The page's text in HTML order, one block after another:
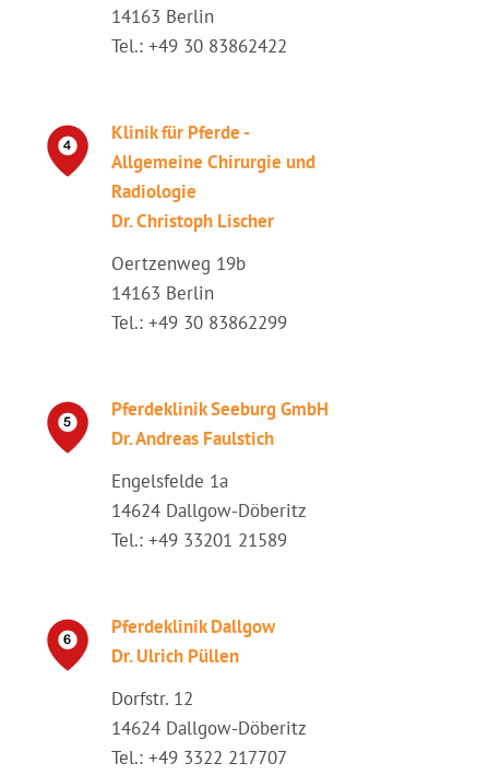
14163 Berlin
Tel.: +49 30 83862422
Klinik für Pferde -
Allgemeine Chirurgie und
Radiologie
Dr. Christoph Lischer
Oertzenweg 19b
14163 Berlin
Tel.: +49 30 83862299
Pferdeklinik Seeburg GmbH
Dr. Andreas Faulstich
Engelsfelde 1a
14624 Dallgow-Döberitz
Tel.: +49 33201 21589
Pferdeklinik Dallgow
Dr. Ulrich Püllen
Dorfstr. 12
14624 Dallgow-Döberitz
Tel.: +49 3322 217707